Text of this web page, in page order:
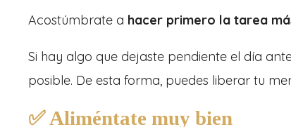
Acostúmbrate a hacer primero la tarea
Si hay algo que dejaste pendiente el día
posible. De esta forma, puedes liberar tu
✅ Aliméntate muy bien